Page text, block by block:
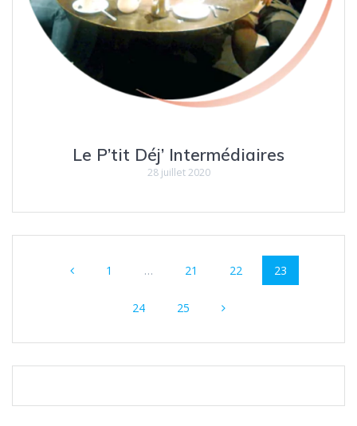
Le P’tit Déj’ Intermédiaires
28 juillet 2020
1 … 21 22 23
24 25